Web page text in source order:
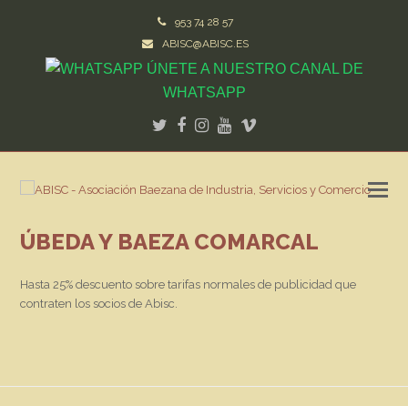
953 74 28 57
ABISC@ABISC.ES
ÚNETE A NUESTRO CANAL DE
WHATSAPP
Twitter
Facebook
Instagram
Youtube
Vimeo
ÚBEDA Y BAEZA COMARCAL
Hasta 25% descuento sobre tarifas normales de publicidad que
contraten los socios de Abisc.